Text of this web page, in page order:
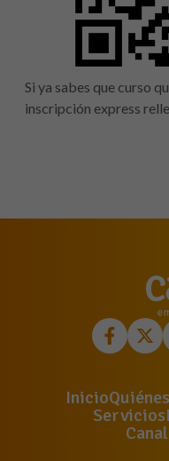
Si ya sabes que curso
inscripción express
Inicio
Servicios